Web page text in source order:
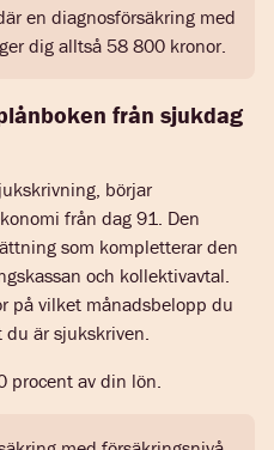
en diagnosförsäkring med
dig alltså 58 800 kronor.
från sjukdag
börjar
från dag 91. Den
som kompletterar den
och kollektivavtal.
på vilket månadsbelopp du
är sjukskriven.
procent av din lön.